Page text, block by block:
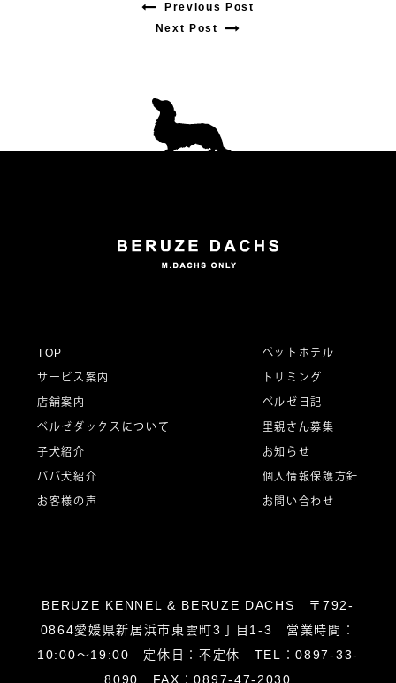
ー
シ
ョ
Previous Post
Next Post
TOP
サービス案内
店舗案内
ベルゼダックスについて
子犬紹介
パパ犬紹介
お客様の声
ペットホテル
トリミング
ベルゼ日記
里親さん募集
お知らせ
個人情報保護方針
お問い合わせ
BERUZE KENNEL & BERUZE DACHS 〒792-
0864愛媛県新居浜市東雲町3丁目1-3 営業時間：
10:00～19:00 定休日：不定休 TEL：0897-33-
8090 FAX：0897-47-2030